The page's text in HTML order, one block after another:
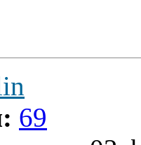
69